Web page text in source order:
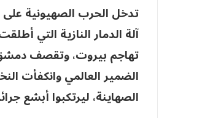
تدخل الحرب الصهيونية على
آلة الدمار النازية التي
تهاجم بيروت، وتقصف
الضمير العالمي وانكفأت
الصهاينة، ليرتكبوا أبشع